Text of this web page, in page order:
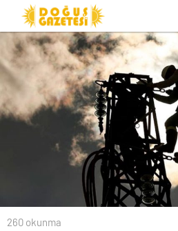
zaman ve saat kaçta gelecek?
260 okunma